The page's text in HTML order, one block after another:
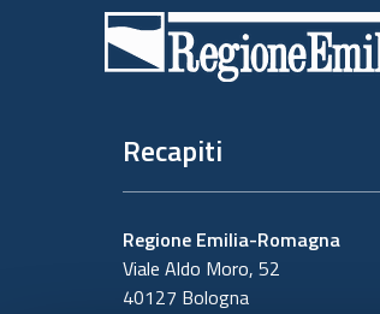
Recapiti
Regione Emilia-Romagna
Viale Aldo Moro, 52
40127 Bologna